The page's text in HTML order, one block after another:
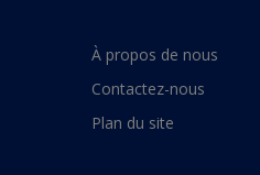
À propos de nous
Contactez-nous
Plan du site